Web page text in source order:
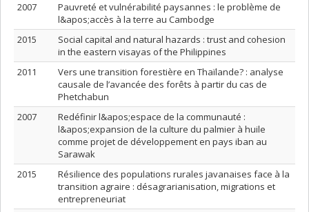
2007
Pauvreté et vulnérabilité paysannes : le problème de
l&apos;accès à la terre au Cambodge
2015
Social capital and natural hazards : trust and cohesion
in the eastern visayas of the Philippines
2011
Vers une transition forestière en Thaïlande? : analyse
causale de l’avancée des forêts à partir du cas de
Phetchabun
2007
Redéfinir l&apos;espace de la communauté :
l&apos;expansion de la culture du palmier à huile
comme projet de développement en pays iban au
Sarawak
2015
Résilience des populations rurales javanaises face à la
transition agraire : désagrarianisation, migrations et
entrepreneuriat